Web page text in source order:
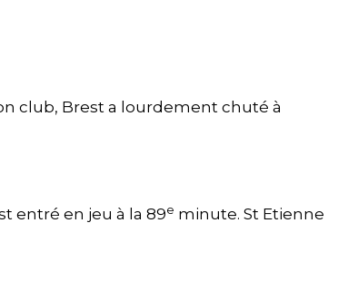
club, Brest a lourdement chuté à
entré en jeu à la 89e minute. St Etienne